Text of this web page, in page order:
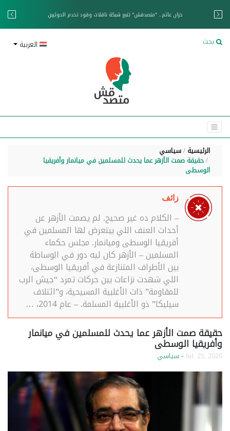
خزان عائم.. "متصدقش" تتبع شبكة ناقلات وقود تخدم الحوثيين
بحث العربية
الرئيسية سياسي
حقيقة صمت الأزهر عما يحدث للمسلمين في ميانمار وأفريقيا
الوسطى
زائف
– الكلام ده غير صحيح. لم يصمت الأزهر عن
أحداث العنف اللي بيتعرض لها المسلمين في
أفريقيا الوسطى وميانمار. مجلس حكماء
المسلمين – الأزهر كان ليه دور في الوساطة
بين الأطراف المتنازعة في أفريقيا الوسطى،
اللي شهدت نزاعات بين حركات تمرد “جيش الرب
للمقاومة” ذات الأغلبية المسيحية، و”ائتلاف
سيليكا” ذو الأغلبية المسلمة. – عام 2014، …
حقيقة صمت الأزهر عما يحدث للمسلمين في ميانمار
وأفريقيا الوسطى
Jul. 25, 2020- سياسي